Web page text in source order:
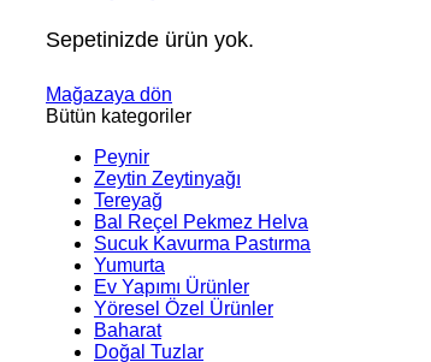
Sepetinizde ürün yok.
Mağazaya dön
Bütün kategoriler
Peynir
Zeytin Zeytinyağı
Tereyağ
Bal Reçel Pekmez Helva
Sucuk Kavurma Pastırma
Yumurta
Ev Yapımı Ürünler
Yöresel Özel Ürünler
Baharat
Doğal Tuzlar